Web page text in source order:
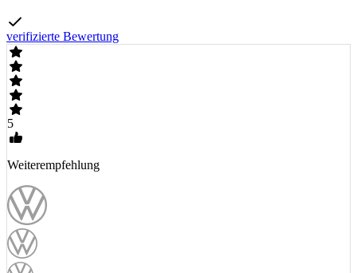
verifizierte Bewertung
5
Weiterempfehlung